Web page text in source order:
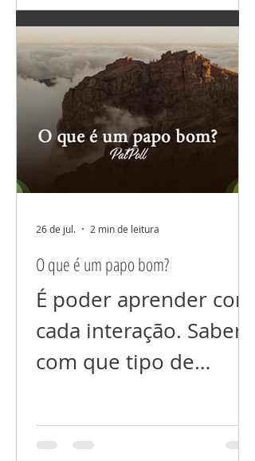
incompreendidas,
nada além disso! Não
fala nem dos que você
ama, nem dos que
você não ama (ainda).
Não espalhe suas
seus problemas. Tudo
que colocamos foco
cresce! E se você está
prejudicando alguém
energeticamente, com
voltará para você
inevitavelmente. Um
O que é um papo bom?
É poder aprender com
cada interação. Saber
com que tipo de
interagir. Com
conteúdo que agrega
26 de jul. 2 min de leitura